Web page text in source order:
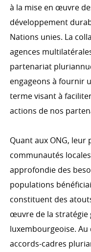
à la mise en œuvre
développement
Nations unies. La
agences
partenariat
engageons à fournir
terme visant à
actions de nos
Quant aux ONG, leur
communautés
approfondie des
populations
constituent des
œuvre de la stratégie
luxembourgeoise. Au
accords-cadres